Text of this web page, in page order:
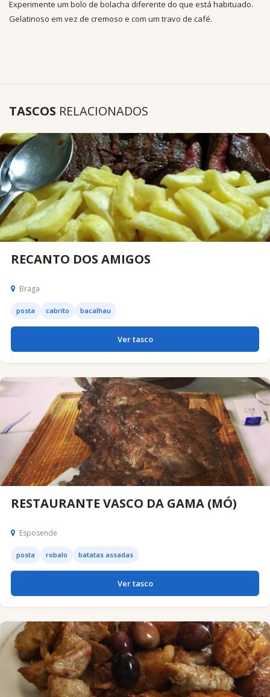
Experimente um bolo de bolacha diferente do que está habituado.
Gelatinoso em vez de cremoso e com um travo de café.
TASCOS RELACIONADOS
RECANTO DOS AMIGOS
Braga
posta cabrito bacalhau
Ver tasco
RESTAURANTE VASCO DA GAMA (MÓ)
Esposende
posta robalo batatas assadas
Ver tasco